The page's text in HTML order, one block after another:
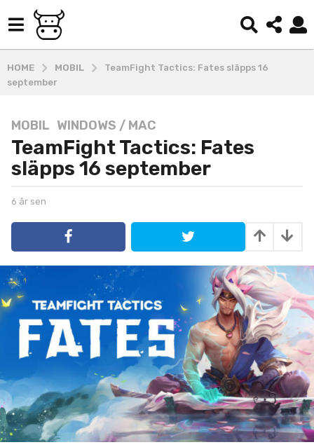
HOME MOBIL
TeamFight Tactics: Fates släpps 16
september
6
å
s
6
s
e
n
MOBIL ,WINDOWS / MAC
TeamFight Tactics: Fates
släpps 16 september
b
k
b
e
-
a
d
m
6 år sen
e
n